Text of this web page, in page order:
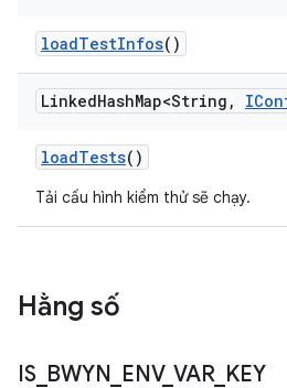
loadTestInfos()
LinkedHashMap<String ,
loadTests()
Tải cấu hình kiểm thử sẽ chạy.
Hằng số
IS_ BWYN ENV_ VAR_ KEY